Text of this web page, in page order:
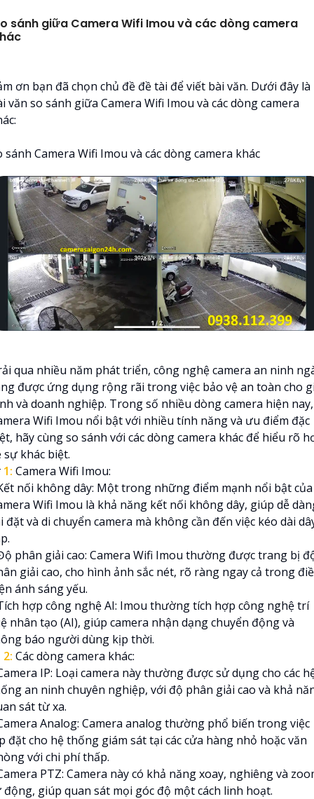
sánh giữa Camera Wifi Imou và các dòng camera
ơn bạn đã chọn chủ đề đề tài để viết bài văn. Dưới đây là
văn so sánh giữa Camera Wifi Imou và các dòng camera
sánh Camera Wifi Imou và các dòng camera khác
qua nhiều năm phát triển, công nghệ camera an ninh
được ứng dụng rộng rãi trong việc bảo vệ an toàn cho
và doanh nghiệp. Trong số nhiều dòng camera hiện nay,
Wifi Imou nổi bật với nhiều tính năng và ưu điểm đặc
hãy cùng so sánh với các dòng camera khác để hiểu rõ
sự khác biệt.
1: Camera Wifi Imou:
nối không dây: Một trong những điểm mạnh nổi bật của
Wifi Imou là khả năng kết nối không dây, giúp dễ
đặt và di chuyển camera mà không cần đến việc kéo dài
phân giải cao: Camera Wifi Imou thường được trang bị
giải cao, cho hình ảnh sắc nét, rõ ràng ngay cả trong
ánh sáng yếu.
hợp công nghệ AI: Imou thường tích hợp công nghệ trí
nhân tạo (AI), giúp camera nhận dạng chuyển động và
báo người dùng kịp thời.
2: Các dòng camera khác:
IP: Loại camera này thường được sử dụng cho các
an ninh chuyên nghiệp, với độ phân giải cao và khả
sát từ xa.
Analog: Camera analog thường phổ biến trong việc
đặt cho hệ thống giám sát tại các cửa hàng nhỏ hoặc văn
với chi phí thấp.
PTZ: Camera này có khả năng xoay, nghiêng và
động, giúp quan sát mọi góc độ một cách linh hoạt.